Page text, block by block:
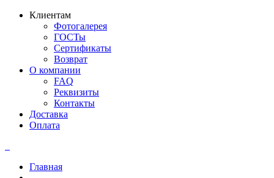
Клиентам
Фотогалерея
ГОСТы
Сертификаты
Возврат
О компании
FAQ
Реквизиты
Контакты
Доставка
Оплата
Главная